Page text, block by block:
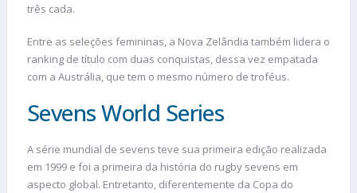
três cada.
Entre as seleções femininas, a Nova Zelândia também lidera o
ranking de título com duas conquistas, dessa vez empatada
com a Austrália, que tem o mesmo número de troféus.
Sevens World Series
A série mundial de sevens teve sua primeira edição realizada
em 1999 e foi a primeira da história do rugby sevens em
aspecto global. Entretanto, diferentemente da Copa do